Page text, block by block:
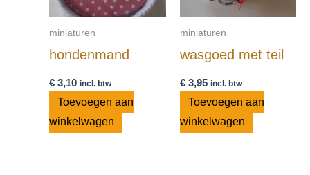
miniaturen
hondenmand
€ 3,10 incl. btw
Toevoegen aan
winkelwagen
miniaturen
wasgoed met teil
€3,95 incl. btw
Toevoegen aan
winkelwagen